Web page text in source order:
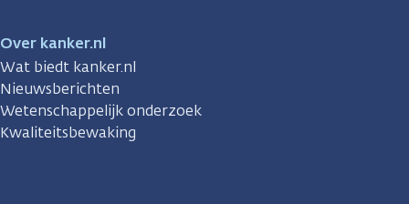
Over kanker.nl
Wat biedt kanker.nl
Nieuwsberichten
Wetenschappelijk onderzoek
Kwaliteitsbewaking